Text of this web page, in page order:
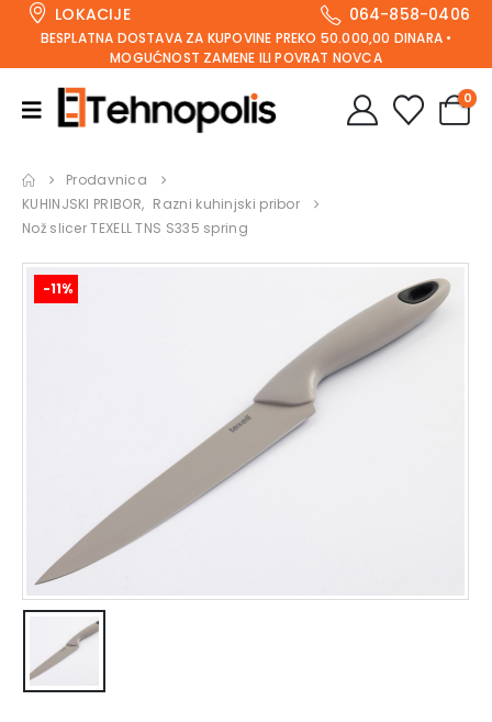
LOKACIJE 064-858-0406
BESPLATNA DOSTAVA ZA KUPOVINE PREKO 50.000,00 DINARA •
MOGUĆNOST ZAMENE ILI POVRAT NOVCA
0
Prodavnica
KUHINJSKI PRIBOR, Razni kuhinjski pribor
Nož slicer TEXELL TNS S335 spring
-11%